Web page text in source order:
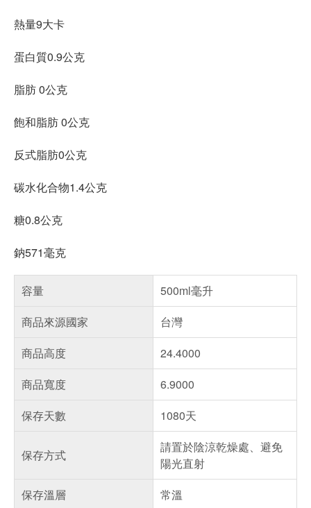
熱量9大卡
蛋白質0.9公克
脂肪 0公克
飽和脂肪 0公克
反式脂肪0公克
碳水化合物1.4公克
糖0.8公克
鈉571毫克
容量
500ml毫升
商品來源國家
台灣
商品高度
24.4000
商品寬度
6.9000
保存天數
1080天
保存方式
請置於陰涼乾燥處、避免
陽光直射
保存溫層
常溫